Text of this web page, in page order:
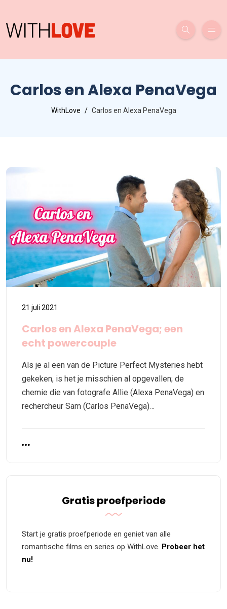
Carlos en Alexa PenaVega
WithLove Carlos en Alexa PenaVega
21 juli 2021
Carlos en Alexa PenaVega; een
echt powercouple
Als je al een van de Picture Perfect Mysteries hebt
gekeken, is het je misschien al opgevallen; de
chemie die van fotografe Allie (Alexa PenaVega) en
rechercheur Sam (Carlos PenaVega)…
Gratis proefperiode
Start je gratis proefperiode en geniet van alle
romantische films en series op WithLove. Probeer het
nu!